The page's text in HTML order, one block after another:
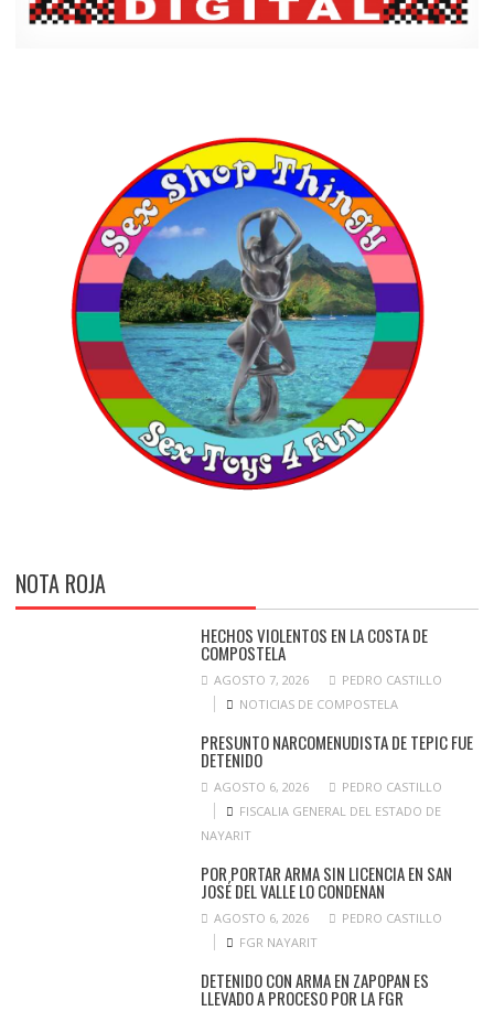
NOTA ROJA
HECHOS VIOLENTOS EN LA COSTA DE
COMPOSTELA
AGOSTO 7, 2026
PEDRO CASTILLO
NOTICIAS DE COMPOSTELA
PRESUNTO NARCOMENUDISTA DE TEPIC FUE
DETENIDO
AGOSTO 6, 2026
PEDRO CASTILLO
FISCALIA GENERAL DEL ESTADO DE
NAYARIT
POR PORTAR ARMA SIN LICENCIA EN SAN
JOSÉ DEL VALLE LO CONDENAN
AGOSTO 6, 2026
PEDRO CASTILLO
FGR NAYARIT
DETENIDO CON ARMA EN ZAPOPAN ES
LLEVADO A PROCESO POR LA FGR